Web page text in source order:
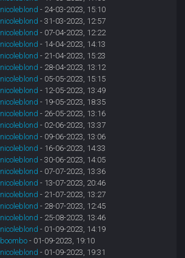
nicoleblond - 24-03-2023, 15:10
nicoleblond - 31-03-2023, 12:57
nicoleblond - 07-04-2023, 12:22
nicoleblond - 14-04-2023, 14:13
nicoleblond - 21-04-2023, 15:23
nicoleblond - 28-04-2023, 13:12
nicoleblond - 05-05-2023, 15:15
nicoleblond - 12-05-2023, 13:49
nicoleblond - 19-05-2023, 18:35
nicoleblond - 26-05-2023, 13:16
nicoleblond - 02-06-2023, 13:37
nicoleblond - 09-06-2023, 13:06
nicoleblond - 16-06-2023, 14:33
nicoleblond - 30-06-2023, 14:05
nicoleblond - 07-07-2023, 13:36
nicoleblond - 13-07-2023, 20:46
nicoleblond - 21-07-2023, 13:27
nicoleblond - 28-07-2023, 12:45
nicoleblond - 25-08-2023, 13:46
nicoleblond - 01-09-2023, 14:19
boombo - 01-09-2023, 19:10
nicoleblond - 01-09-2023, 19:31